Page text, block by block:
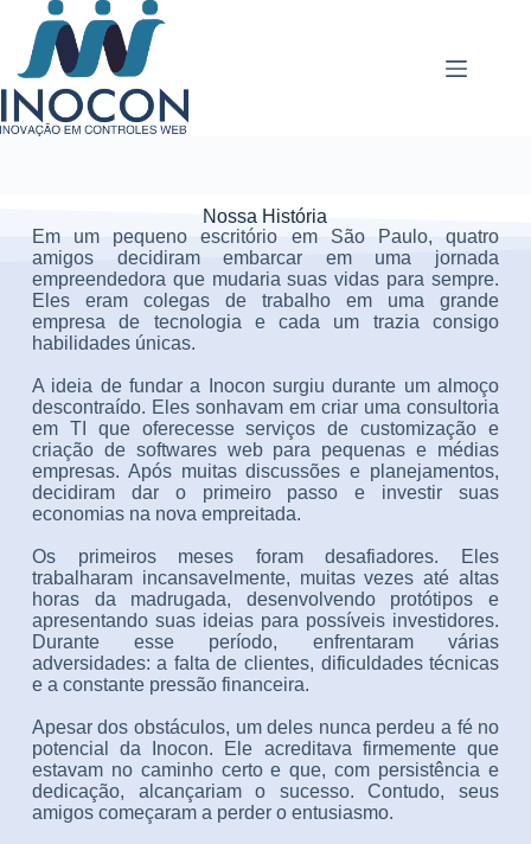
Nossa História
Em um pequeno escritório em São Paulo, quatro
amigos decidiram embarcar em uma jornada
empreendedora que mudaria suas vidas para sempre.
Eles eram colegas de trabalho em uma grande
empresa de tecnologia e cada um trazia consigo
habilidades únicas.
A ideia de fundar a Inocon surgiu durante um almoço
descontraído. Eles sonhavam em criar uma consultoria
em TI que oferecesse serviços de customização e
criação de softwares web para pequenas e médias
empresas. Após muitas discussões e planejamentos,
decidiram dar o primeiro passo e investir suas
economias na nova empreitada.
Os primeiros meses foram desafiadores. Eles
trabalharam incansavelmente, muitas vezes até altas
horas da madrugada, desenvolvendo protótipos e
apresentando suas ideias para possíveis investidores.
Durante esse período, enfrentaram várias
adversidades: a falta de clientes, dificuldades técnicas
e a constante pressão financeira.
Apesar dos obstáculos, um deles nunca perdeu a fé no
potencial da Inocon. Ele acreditava firmemente que
estavam no caminho certo e que, com persistência e
dedicação, alcançariam o sucesso. Contudo, seus
amigos começaram a perder o entusiasmo.